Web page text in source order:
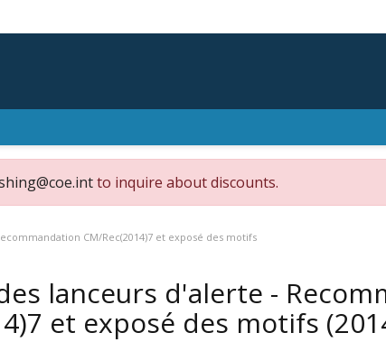
to inquire about discounts.
CM/Rec(2014)7 et exposé des motifs
lanceurs d'alerte -
et exposé des motifs